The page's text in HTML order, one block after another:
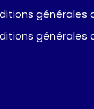
générales
générales